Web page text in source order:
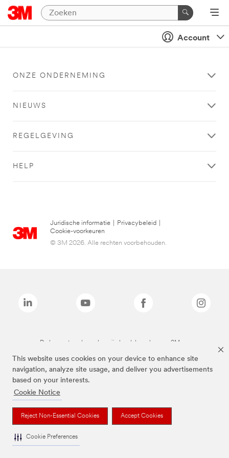
This website uses cookies on your device to enhance site
navigation, analyze site usage, and deliver you advertisements
based on your interests.
Cookie Notice
Reject Non-Essential Cookies Accept Cookies
Cookie Preferences
Account
ONZE ONDERNEMING
NIEUWS
REGELGEVING
HELP
Juridische informatie Privacybeleid
Cookie-voorkeuren
© 3M 2026. Alle rechten voorbehouden.
De bovenstaande merken zijn handelsmerken van 3M.we